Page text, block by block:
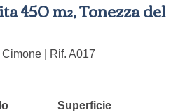
450 m², Tonezza del
| Rif. A017
Superficie